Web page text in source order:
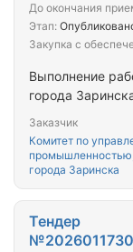
Выполнение
города
Заказчик
Комитет по
города Заринска
До окончания
Этап:
Закупка с
Тендер